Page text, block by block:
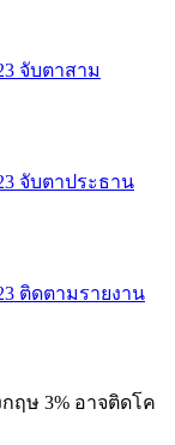
จับตาสาม
จับตาประธาน
ติดตามรายงาน
ฤษ 3% อาจติดโค